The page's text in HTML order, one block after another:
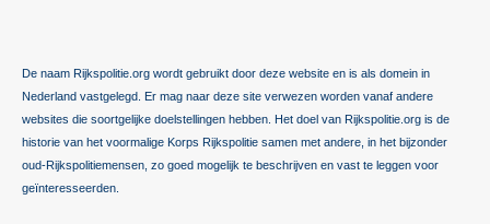
De naam Rijkspolitie.org wordt gebruikt door deze website en is als domein in
Nederland vastgelegd. Er mag naar deze site verwezen worden vanaf andere
websites die soortgelijke doelstellingen hebben. Het doel van Rijkspolitie.org is de
historie van het voormalige Korps Rijkspolitie samen met andere, in het bijzonder
oud-Rijkspolitiemensen, zo goed mogelijk te beschrijven en vast te leggen voor
geïnteresseerden.